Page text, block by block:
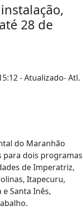
28 de
- Atualizado- Atl.
do Maranhão
para dois programas
de Imperatriz,
Itapecuru,
Santa Inês,